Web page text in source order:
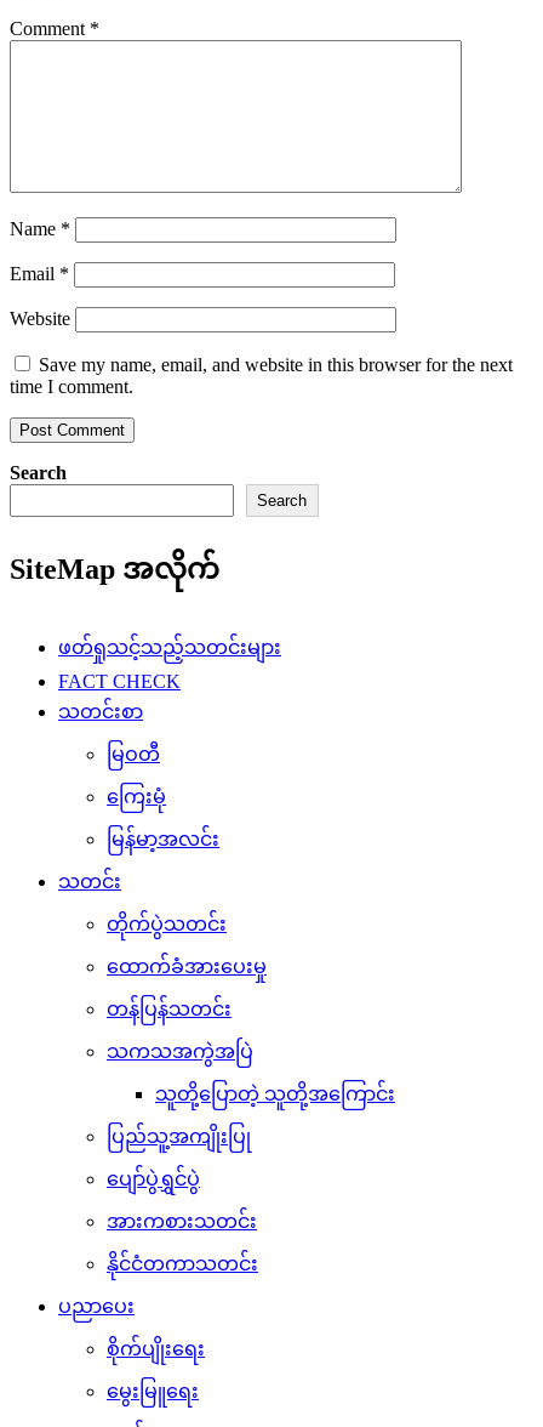
Comment *
Name *
Email *
Website
Save my name, email, and website in this browser for the next
time I comment.
Search
Search
SiteMap အလိုက်
ဖတ်ရှုသင့်သည့်သတင်းများ
FACT CHECK
သတင်းစာ
မြဝတီ
ကြေးမုံ
မြန်မာ့အလင်း
သတင်း
တိုက်ပွဲသတင်း
ထောက်ခံအားပေးမှု
တန်ပြန်သတင်း
သကသအကွဲအပြဲ
သူတို့ပြောတဲ့ သူတို့အကြောင်း
ပြည်သူ့အကျိုးပြု
ပျော်ပွဲရွှင်ပွဲ
အားကစားသတင်း
နိုင်ငံတကာသတင်း
ပညာပေး
စိုက်ပျိုးရေး
မွေးမြူရေး